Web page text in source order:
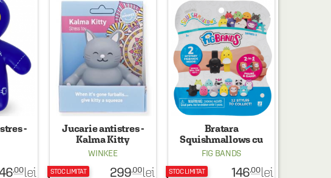
-
.00 lei
Jucarie antistres -
Kalma Kitty
WINKEE
STOC LIMITAT 299.00 lei
Bratara
Squishmallows cu
figurina ascunsa
pe bucata)
FIG BANDS
STOC LIMITAT 146.00 lei